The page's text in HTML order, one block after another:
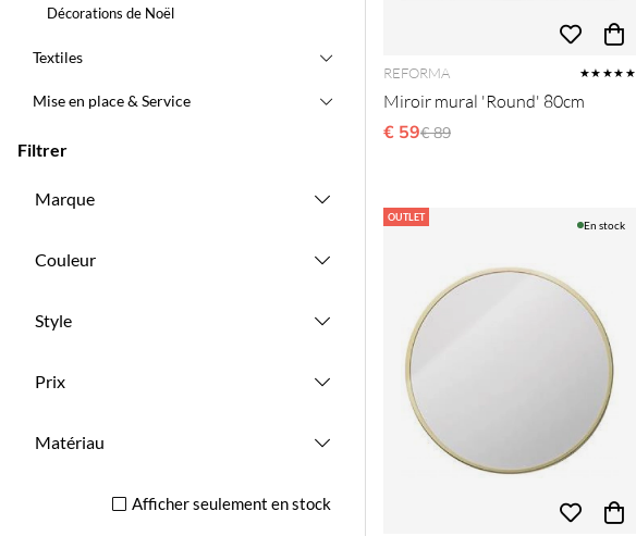
Décorations de Noël
Textiles
Mise en place & Service
Filtrer
Marque
Couleur
Style
Prix
Matériau
Afficher seulement en stock
REFORMA ★★★★★
Miroir mural 'Round' 80cm
€ 59Prix régulier:
€ 89
OUTLET
En stock